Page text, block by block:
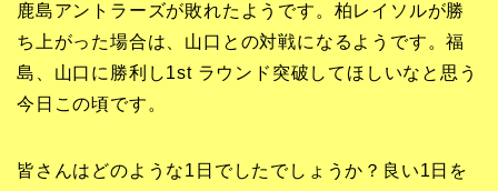
磐田
鹿島アントラーズが敗れたようです。柏レイソルが勝
ち上がった場合は、山口との対戦になるようです。福
島、山口に勝利し1st ラウンド突破してほしいなと思う
今日この頃です。
皆さんはどのような1日でしたでしょうか？良い1日を